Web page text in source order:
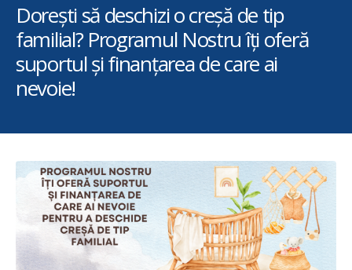
Dorești să deschizi o creșă de tip
familial? Programul Nostru îți oferă
suportul și finanțarea de care ai
nevoie!